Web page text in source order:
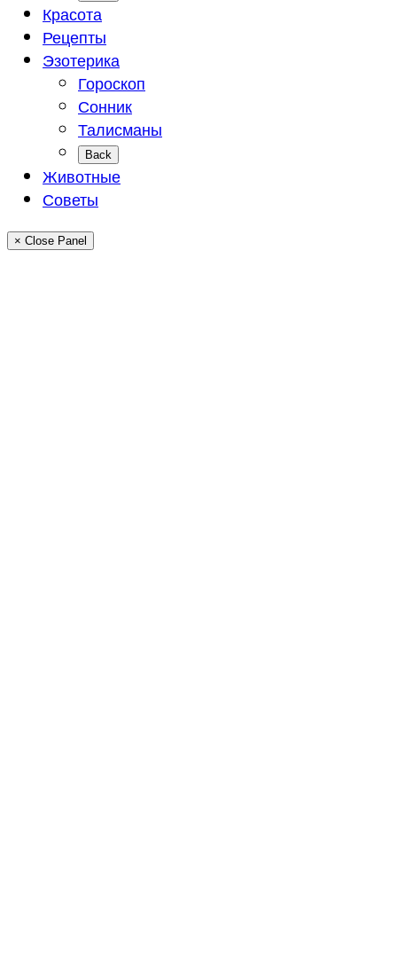
Красота
Рецепты
Эзотерика
Гороскоп
Сонник
Талисманы
Back
Животные
Советы
× Close Panel